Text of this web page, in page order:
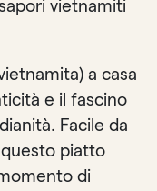
vietnamiti
a casa
e il fascino
Facile da
piatto
di